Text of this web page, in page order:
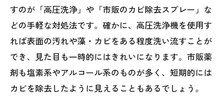
すのが「高圧洗浄」や「市販のカビ除去スプレー」な
どの手軽な対処法です。確かに、高圧洗浄機を使用す
れば表面の汚れや藻・カビをある程度洗い流すことが
でき、見た目も一時的にはきれいになります。市販薬
剤も塩素系やアルコール系のものが多く、短期的には
カビを除去したように見えることもあるでしょう。